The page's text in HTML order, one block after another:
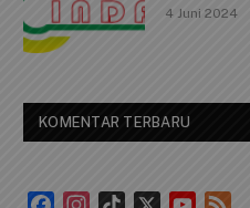
4 Juni 2024
KOMENTAR TERBARU
FacebookInstagram
TikTok